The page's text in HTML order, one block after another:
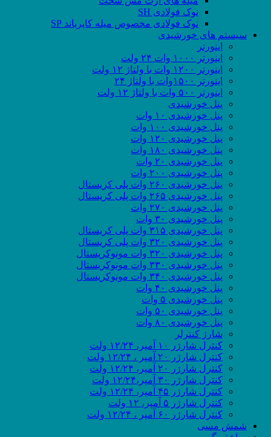
نوک فولادی SH
نوک فولادی مخصوص میله کاپرباند SP
سیستم های خورشیدی
اینورتر
اینورتر ۱۰۰۰ وات ۲۴ ولت
اینورتر ۱۲۰۰ وات با ولتاژ ۱۲ ولت
اینورتر ۱۵۰۰وات با ولتاژ ۲۴
اینورتر ۵۰۰ وات با ولتاژ ۱۲ ولت
پنل خورشیدی
پنل خورشیدی ۱۰ وات
پنل خورشیدی ۱۰۰ وات
پنل خورشیدی ۱۲۰ وات
پنل خورشیدی ۱۸۰ وات
پنل خورشیدی ۲۰ وات
پنل خورشیدی ۲۰۰ وات
پنل خورشیدی ۲۶۰ وات پلی کریستال
پنل خورشیدی ۲۶۵ وات پلی کریستال
پنل خورشیدی ۲۷۰ وات
پنل خورشیدی ۳۰ وات
پنل خورشیدی ۳۱۵ وات پلی کریستال
پنل خورشیدی ۳۲۰ وات پلی کریستال
پنل خورشیدی ۳۲۰ وات مونوکریستال
پنل خورشیدی ۳۳۰ وات مونوکریستال
پنل خورشیدی ۳۴۰ وات مونوکریستال
پنل خورشیدی ۴۰ وات
پنل خورشیدی ۵ وات
پنل خورشیدی ۵۰ وات
پنل خورشیدی ۸۰ وات
شارژ کنترلر
کنترل شارژر ۱۰ آمپر، ۱۲/۲۴ ولت
کنترل شارژر ۲۰ آمپر ، ۱۲/۲۴ ولت
کنترل شارژر ۲۰ آمپر، ۱۲/۲۴ ولت
کنترل شارژر ۳۰ آمپر،۱۲/۲۴ ولت
کنترل شارژر ۴۵ آمپر، ۱۲/۲۴ ولت
کنترل شارژر ۵ آمپر، ۱۲ ولت
کنترل شارژر ۶۰ آمپر ، ۱۲/۲۴ ولت
شمش مسی